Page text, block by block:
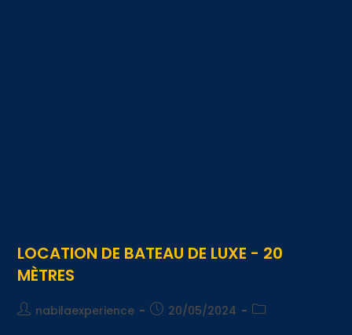
LOCATION DE BATEAU DE LUXE - 20
MÈTRES
nabilaexperience 20/05/2024